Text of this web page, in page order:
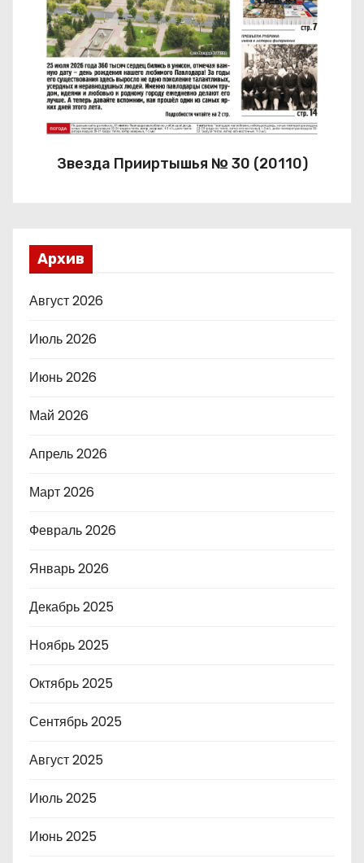
Звезда Прииртышья № 30 (20110)
Архив
Август 2026
Июль 2026
Июнь 2026
Май 2026
Апрель 2026
Март 2026
Февраль 2026
Январь 2026
Декабрь 2025
Ноябрь 2025
Октябрь 2025
Сентябрь 2025
Август 2025
Июль 2025
Июнь 2025